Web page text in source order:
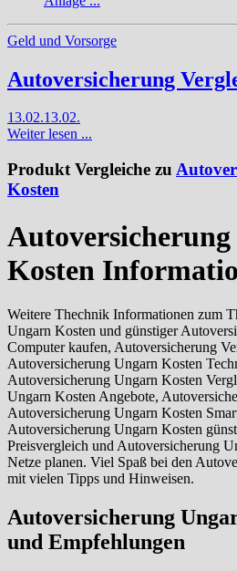
Geld und Vorsorge
Autoversicherung
13.02.13.02.
Weiter lesen ...
Produkt Vergleiche zu
Kosten
Kosten
Weitere Thechnik Informationen zum
Ungarn Kosten und günstiger
Computer kaufen, Autoversicherung
Autoversicherung Ungarn Kosten
Autoversicherung Ungarn Kosten
Ungarn Kosten Angebote,
Autoversicherung Ungarn Kosten
Autoversicherung Ungarn Kosten
Preisvergleich und Autoversicherung
Netze planen. Viel Spaß bei den
mit vielen Tipps und Hinweisen.
Autoversicherung
und Empfehlungen